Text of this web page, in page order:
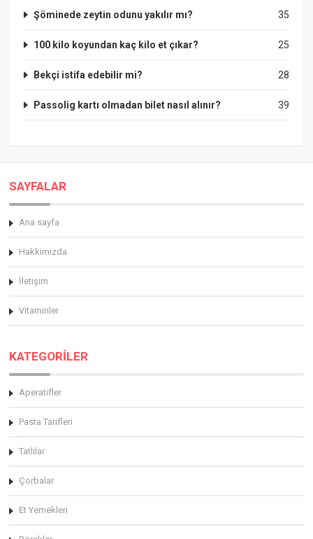
35
Şöminede zeytin odunu yakılır mı?
25
100 kilo koyundan kaç kilo et çıkar?
28
Bekçi istifa edebilir mi?
39
Passolig kartı olmadan bilet nasıl alınır?
SAYFALAR
Ana sayfa
Hakkimizda
İletişim
Vitaminler
KATEGORİLER
Aperatifler
Pasta Tarifleri
Tatlılar
Çorbalar
Et Yemekleri